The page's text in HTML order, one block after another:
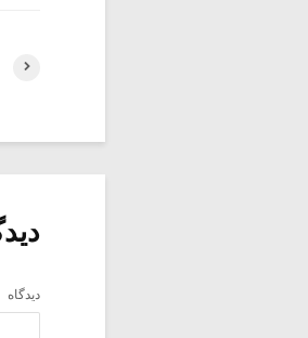
دیدگاه